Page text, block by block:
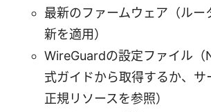
最新のファームウェア（ルー
新を適用）
WireGuardの設定ファイル（
式ガイドから取得するか、サ
正規リソースを参照）